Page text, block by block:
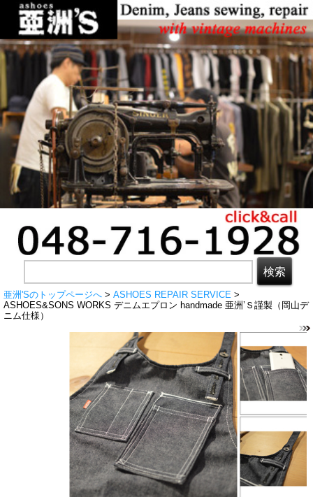
亜洲'Sのトップページへ > ASHOES REPAIR SERVICE >
ASHOES&SONS WORKS デニムエプロン handmade 亜洲’Ｓ謹製（岡山デ
ニム仕様）